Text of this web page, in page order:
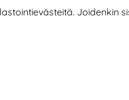
Joidenkin